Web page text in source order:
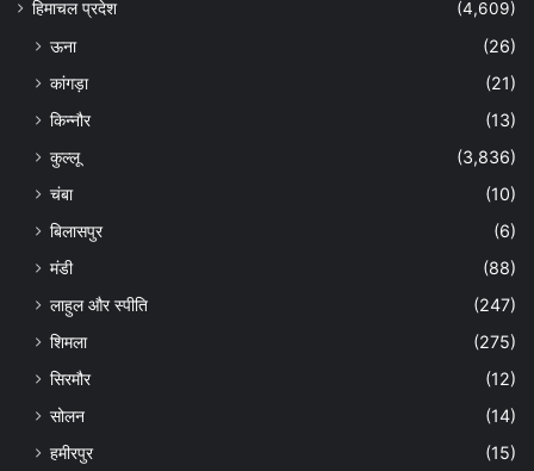
हिमाचल प्रदेश
(4,609)
ऊना
(26)
कांगड़ा
(21)
किन्नौर
(13)
कुल्लू
(3,836)
चंबा
(10)
बिलासपुर
(6)
मंडी
(88)
लाहुल और स्पीति
(247)
शिमला
(275)
सिरमौर
(12)
सोलन
(14)
हमीरपुर
(15)